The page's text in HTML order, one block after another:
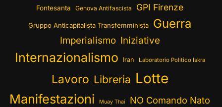
Fontesanta Genova Antifascista GPI Firenze
Gruppo Anticapitalista Transfemminista Guerra
Imperialismo Iniziative
Internazionalismo Iran Laboratorio Politico Iskra
Lavoro Libreria Lotte
Manifestazioni Muay Thai NO Comando Nato